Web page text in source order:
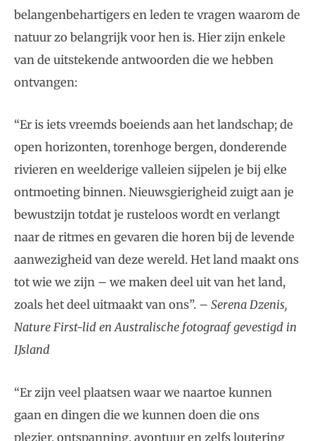
belangenbehartigers en leden te vragen waarom de
natuur zo belangrijk voor hen is. Hier zijn enkele
van de uitstekende antwoorden die we hebben
ontvangen:
“Er is iets vreemds boeiends aan het landschap; de
open horizonten, torenhoge bergen, donderende
rivieren en weelderige valleien sijpelen je bij elke
ontmoeting binnen. Nieuwsgierigheid zuigt aan je
bewustzijn totdat je rusteloos wordt en verlangt
naar de ritmes en gevaren die horen bij de levende
aanwezigheid van deze wereld. Het land maakt ons
tot wie we zijn – we maken deel uit van het land,
zoals het deel uitmaakt van ons”. – Serena Dzenis,
Nature First-lid en Australische fotograaf gevestigd in
IJsland
“Er zijn veel plaatsen waar we naartoe kunnen
gaan en dingen die we kunnen doen die ons
plezier, ontspanning, avontuur en zelfs loutering